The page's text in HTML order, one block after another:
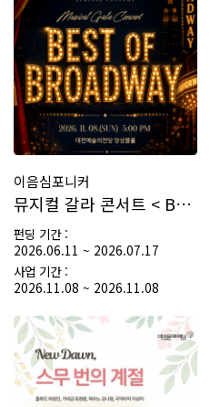
종료된 프로젝트
기부금 영수증 신청
후원내역 조회
기부금영수증 발급내역
후원 정보변경
후원해지
회원정보변경
커뮤니티
공지사항
자주 묻는 질문
질문과 답변
새소식
이음심포니커
뮤지컬 갈라 콘서트 < Best of Broadway …
펀딩 기간 :
2026.06.11 ~ 2026.07.17
사업 기간 :
2026.11.08 ~ 2026.11.08